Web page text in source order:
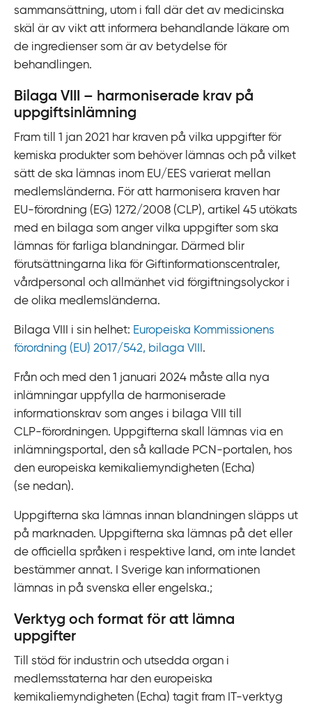
sammansättning, utom i fall där det av medicinska
skäl är av vikt att informera behandlande läkare om
de ingredienser som är av betydelse för
behandlingen.
Bilaga VIII – harmoniserade krav på
uppgiftsinlämning
Fram till 1 jan 2021 har kraven på vilka uppgifter för
kemiska produkter som behöver lämnas och på vilket
sätt de ska lämnas inom EU/EES varierat mellan
medlemsländerna. För att harmonisera kraven har
EU‍-‍förordning (EG) 1272/2008 (CLP), artikel 45 utökats
med en bilaga som anger vilka uppgifter som ska
lämnas för farliga blandningar. Därmed blir
förutsättningarna lika för Giftinformationscentraler,
vårdpersonal och allmänhet vid förgiftningsolyckor i
de olika medlemsländerna.
Bilaga VIII i sin helhet: Europeiska Kommissionens
förordning (EU) 2017/542, bilaga VIII .
Från och med den 1 januari 2024 måste alla nya
inlämningar uppfylla de harmoniserade
informationskrav som anges i bilaga VIII till
CLP‍-‍förordningen. Uppgifterna skall lämnas via en
inlämningsportal, den så kallade PCN‍-‍portalen, hos
den europeiska kemikaliemyndigheten (Echa)
(se nedan).
Uppgifterna ska lämnas innan blandningen släpps ut
på marknaden. Uppgifterna ska lämnas på det eller
de officiella språken i respektive land, om inte landet
bestämmer annat. I Sverige kan informationen
lämnas in på svenska eller engelska.;
Verktyg och format för att lämna
uppgifter
Till stöd för industrin och utsedda organ i
medlemsstaterna har den europeiska
kemikaliemyndigheten (Echa) tagit fram IT‍-‍verktyg